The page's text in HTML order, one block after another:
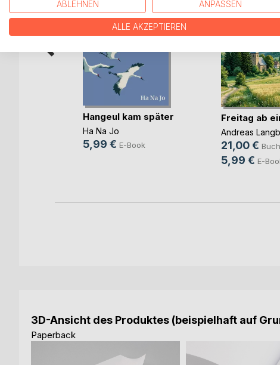
Hangeul kam später
Ha Na Jo
5,99 € E-Book
Freitag ab
Andreas
21,00 € Buch
5,99 € E-
3D-Ansicht des Produktes (beispielhaft auf
Paperback
ABLEHNEN ANPASSEN
ALLE AKZEPTIEREN